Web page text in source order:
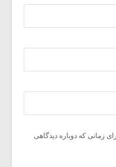
زمانی که دوباره دیدگاهی